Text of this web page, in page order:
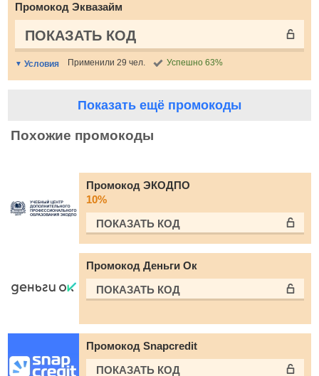
Промокод Эквазайм
ПОКАЗАТЬ КОД
Условия Применили 29 чел. Успешно 63%
Показать ещё промокоды
Похожие промокоды
Промокод ЭКОДПО
10%
ПОКАЗАТЬ КОД
Промокод Деньги Ок
ПОКАЗАТЬ КОД
Промокод Snapcredit
ПОКАЗАТЬ КОД